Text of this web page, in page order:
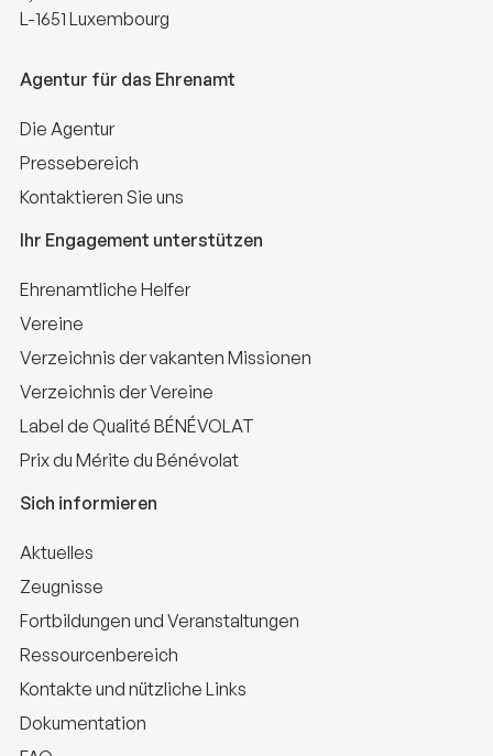
L-1651 Luxembourg
Agentur für das Ehrenamt
Die Agentur
Pressebereich
Kontaktieren Sie uns
Ihr Engagement unterstützen
Ehrenamtliche Helfer
Vereine
Verzeichnis der vakanten Missionen
Verzeichnis der Vereine
Label de Qualité BÉNÉVOLAT
Prix du Mérite du Bénévolat
Sich informieren
Aktuelles
Zeugnisse
Fortbildungen und Veranstaltungen
Ressourcenbereich
Kontakte und nützliche Links
Dokumentation